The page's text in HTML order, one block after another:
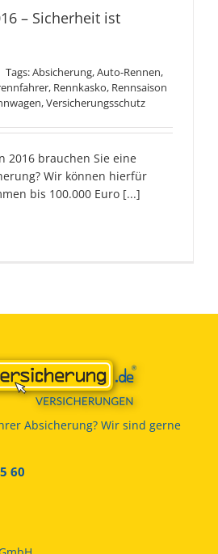
ist planbar!
– Sicherheit ist
Tags:Absicherung,Auto-Rennen,
, Rennkasko, Rennsaison
,Versicherungsschutz
2016 brauchen Sie eine
Wir können hierfür
bis 100.000 Euro [...]
Absicherung? Wir sind gerne
60